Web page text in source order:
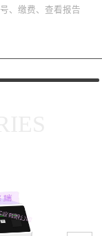
号、缴费、查看报告